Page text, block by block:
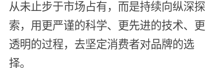
从未止步于市场占有，而是持续向纵深探
索，用更严谨的科学、更先进的技术、更
透明的过程，去坚定消费者对品牌的选
择。